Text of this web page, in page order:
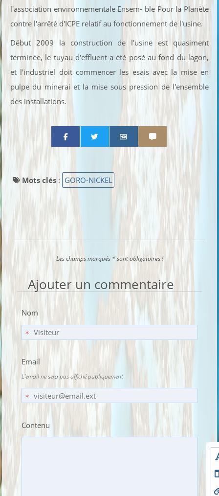
l'association environnementale Ensem- ble Pour la Planète
contre l'arrêté d'ICPE relatif au fonctionnement de l'usine.
Début 2009 la construction de l'usine est quasiment
terminée, le tuyau d'effluent a été posé au fond du lagon,
et l'industriel doit commencer les esais avec la mise en
pulpe du minerai et la mise sous pression de l'ensemble
des installations.
Partager par email
Mots clés : GORO-NICKEL
Les champs marqués * sont obligatoires !
Ajouter un commentaire
Nom
Email
L'email ne sera pas affiché publiquement
Contenu